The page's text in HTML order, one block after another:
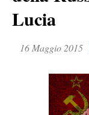
Lucia
16 Maggio 2015